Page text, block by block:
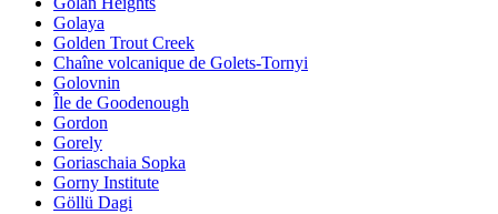
Golaya
Golden Trout Creek
Chaîne volcanique de Golets-Tornyi
Golovnin
Île de Goodenough
Gordon
Gorely
Goriaschaia Sopka
Gorny Institute
Göllü Dagi